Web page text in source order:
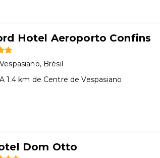
Hotel Aeroporto Confins
Vespasiano, Brésil
A 1.4 km de Centre de Vespasiano
Dom Otto